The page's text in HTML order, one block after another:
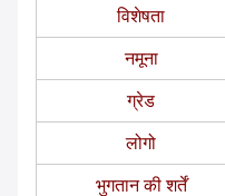
विशेषता
नमूना
ग्रेड
लोगो
भुगतान की शर्तें